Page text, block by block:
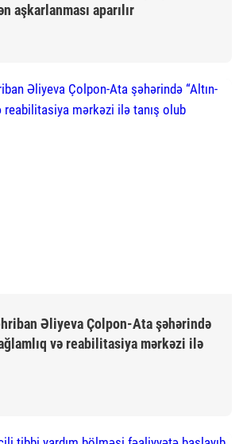
aşkarlanması aparılır
Əliyeva Çolpon-Ata şəhərində
və reabilitasiya mərkəzi ilə